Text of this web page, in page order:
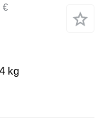
€
kg